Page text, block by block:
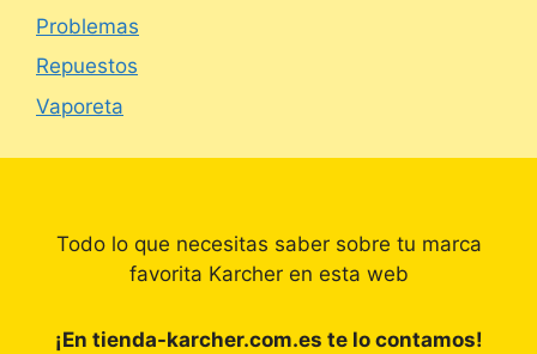
Problemas
Repuestos
Vaporeta
Todo lo que necesitas saber sobre tu marca
favorita Karcher en esta web
¡En tienda-karcher.com.es te lo contamos!